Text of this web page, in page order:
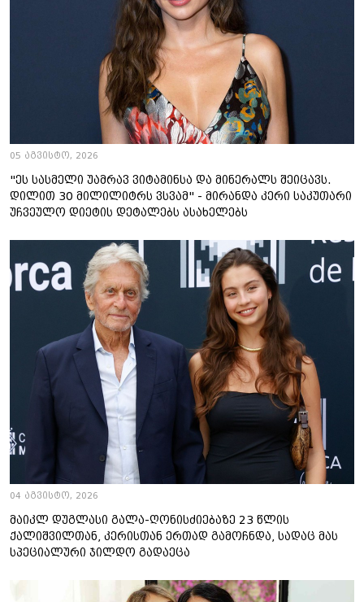
05 აგვისტო, 2026
"ეს სასმელი უამრავ ვიტამინსა და მინერალს შეიცავს.
დილით 30 მილილიტრს ვსვამ" - მირანდა კერი საკუთარი
უჩვეულო დიეტის დეტალებს ასახელებს
04 აგვისტო, 2026
მაიკლ დუგლასი გალა-ღონისძიებაზე 23 წლის
ქალიშვილთან, კერისთან ერთად გამოჩნდა, სადაც მას
სპეციალური ჯილდო გადაეცა